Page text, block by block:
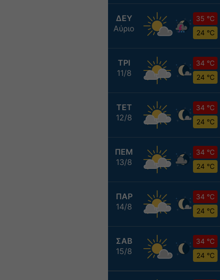
ΔΕΥ
Αύριο
35 °C
24 °C
ΤΡΙ
11/8
34 °C
24 °C
ΤΕΤ
12/8
34 °C
24 °C
ΠΕΜ
13/8
34 °C
24 °C
ΠΑΡ
14/8
34 °C
24 °C
ΣΑΒ
15/8
34 °C
24 °C